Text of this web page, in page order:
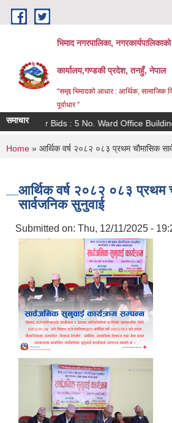
Skip to main content
भिमाद नगरपालिका, नगरकार्यपालिकाको
कार्यालय,गण्डकी प्रदेश, तनहुँ, नेपाल
“समृद्द भिमादको आधार : आर्थिक, सामाजिक
पूर्वाधार ”
समाचार Invitation for Bids : 5 No. Ward Office Building
You are here
Home » आर्थिक वर्ष २०८२ ०८३ प्रथम चौमासिक
आर्थिक वर्ष २०८२ ०८३ प्रथम
सार्वजनिक सुनुवाई
Submitted on: Thu, 12/11/2025 -